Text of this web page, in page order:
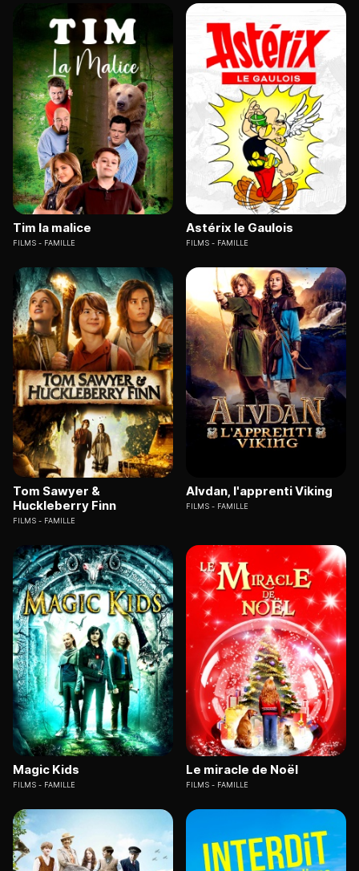
Tim la malice
FILMS FAMILLE
Astérix le Gaulois
FILMS FAMILLE
Tom Sawyer &
Huckleberry Finn
FILMS FAMILLE
Alvdan, l'apprenti Viking
FILMS FAMILLE
Magic Kids
FILMS FAMILLE
Le miracle de Noël
FILMS FAMILLE